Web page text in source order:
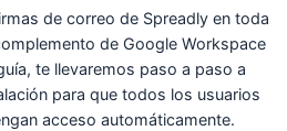
de correo de Spreadly en toda
de Google Workspace
te llevaremos paso a paso a
para que todos los usuarios
acceso automáticamente.